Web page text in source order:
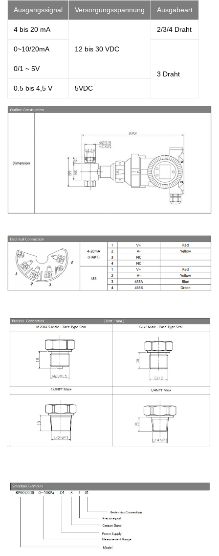
Ausgangssignal Versorgungsspannung Ausgabeart
4 bis 20 mA
12 bis 30 VDC
2/3/4 Draht
0~10/20mA
3 Draht
0/1 ~ 5V
0.5 bis 4,5 V 5VDC